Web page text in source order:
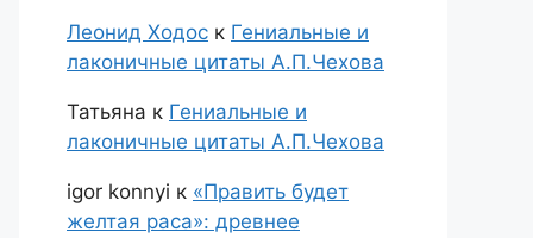
Леонид Ходос к Гениальные и
лаконичные цитаты А.П.Чехова
Татьяна к Гениальные и
лаконичные цитаты А.П.Чехова
igor konnyi к «Править будет
желтая раса»: древнее